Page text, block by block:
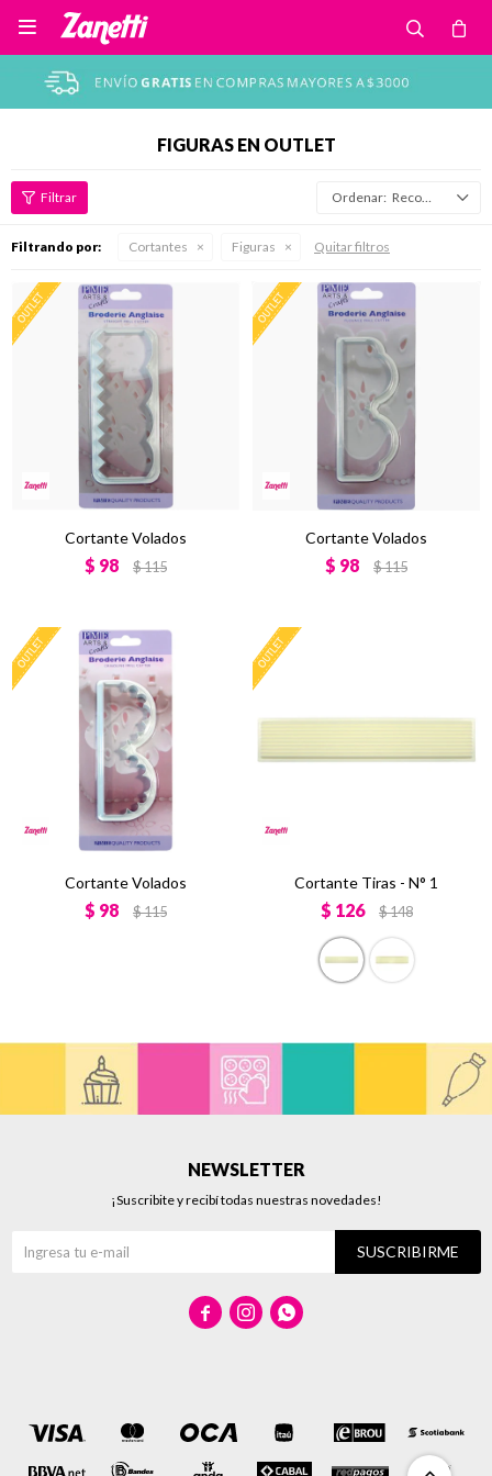

FIGURAS EN OUTLET
Recomendados
Filtrando por: Cortantes Figuras Quitar filtros
Cortante Volados
$ 98 $115
Cortante Volados
$ 98 $115
Cortante Volados
$ 98 $115
Cortante Tiras - N° 1
$ 126 $148
NEWSLETTER
¡Suscribite y recibí todas nuestras novedades!
SUSCRIBIRME
  